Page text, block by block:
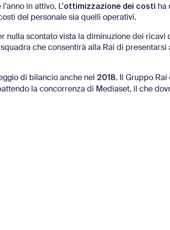
in attivo. L’ottimizzazione dei costi ha
del personale sia quelli operativi.
nulla scontato vista la diminuzione dei ricavi
che consentirà alla Rai di presentarsi
di bilancio anche nel 2018. Il Gruppo Rai
la concorrenza di Mediaset, il che